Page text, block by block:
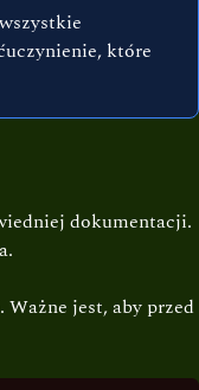
które
dokumentacji.
jest, aby przed